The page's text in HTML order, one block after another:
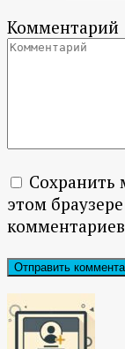
Комментарий
Сохранить
этом